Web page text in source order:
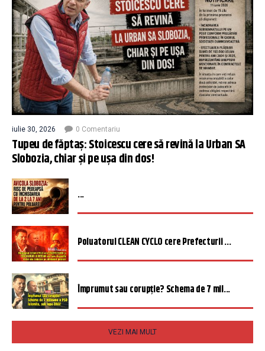
iulie 30, 2026 0 Comentariu
Tupeu de făptaș: Stoicescu cere să revină la Urban SA
Slobozia, chiar și pe ușa din dos!
...
Poluatorul CLEAN CYCLO cere Prefecturii ...
Împrumut sau corupție? Schema de 7 mil...
VEZI MAI MULT